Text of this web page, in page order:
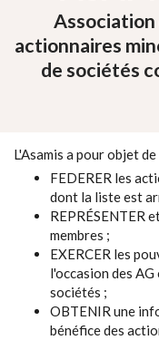
Association
actionnaires
de sociétés
L'Asamis a pour objet de
FEDERER les
dont la liste est
REPRÉSENTER
membres ;
EXERCER les
l'occasion des
sociétés ;
OBTENIR une
bénéfice des